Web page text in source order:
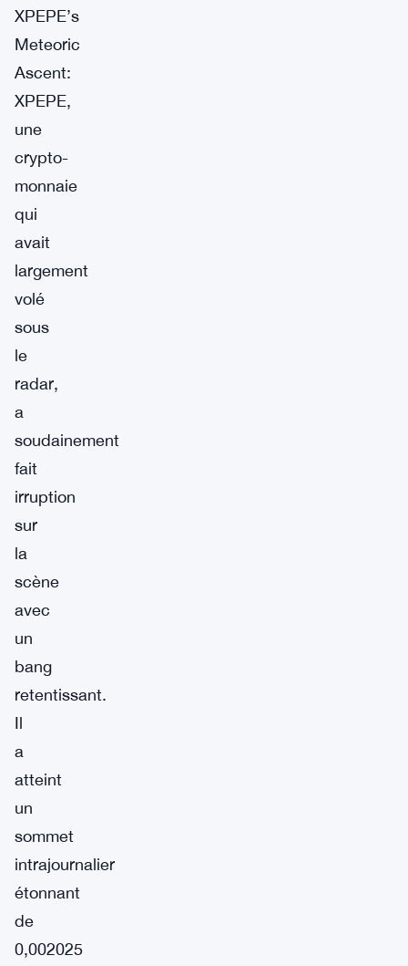
XPEPE’s
Meteoric
Ascent:
XPEPE,
une
crypto-
monnaie
qui
avait
largement
volé
sous
le
radar,
a
soudainement
fait
irruption
sur
la
scène
avec
un
bang
retentissant.
Il
a
atteint
un
sommet
intrajournalier
étonnant
de
0,002025